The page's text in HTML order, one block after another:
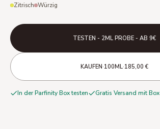
Zitrisch Würzig
TESTEN - 2ML PROBE - AB 9€
KAUFEN·100ML·185,00 €
In der Parfinity Box testen Gratis Versand mit Box